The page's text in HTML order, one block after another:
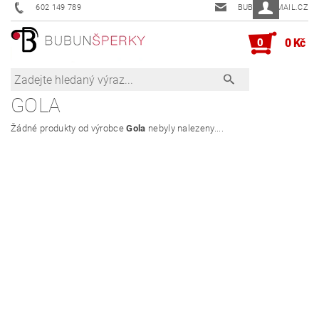
602 149 789 BUBUN@EMAIL.CZ
0 0 Kč
GOLA
Žádné produkty od výrobceGola nebyly nalezeny....